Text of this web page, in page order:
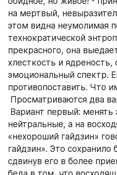
на мертвый,
этом видна неумолимая
технократической
прекрасного, она
хлесткость и
эмоциональный спектр.
противопоставить. Что
Просматриваются два
нейтральные, а на
«нехороший гайдзин»
гайдзин». Это
сдвинув его в более